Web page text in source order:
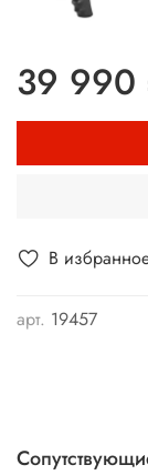
В
арт. 19457
39 990